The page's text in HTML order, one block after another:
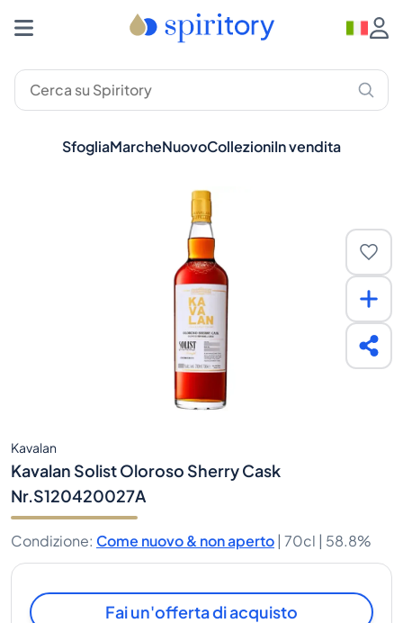
SfogliaMarcheNuovoCollezioniIn vendita
Kavalan
Kavalan Solist Oloroso Sherry Cask
Nr.S120420027A
Condizione: Come nuovo & non aperto | 70cl | 58.8%
Fai un'offerta di acquisto